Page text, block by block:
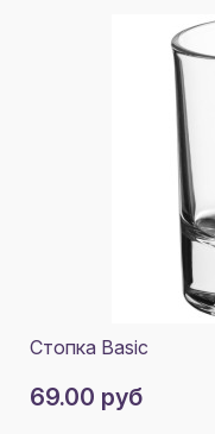
Стопка Basic
69.00 руб